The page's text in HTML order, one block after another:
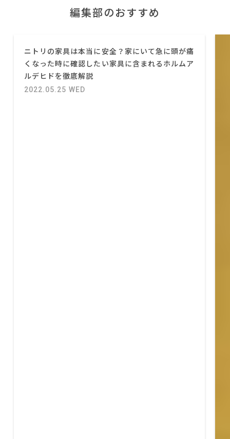
編集部のおすすめ
ニトリの家具は本当に安全？家にいて急に頭が痛
くなった時に確認したい家具に含まれるホルムア
ルデヒドを徹底解説
2022.05.25 WED